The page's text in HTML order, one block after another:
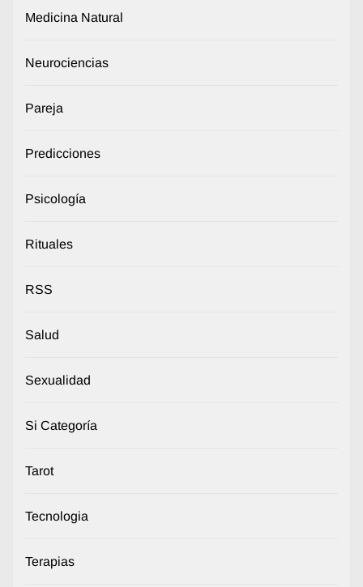
Medicina Natural
Neurociencias
Pareja
Predicciones
Psicología
Rituales
RSS
Salud
Sexualidad
Si Categoría
Tarot
Tecnologia
Terapias